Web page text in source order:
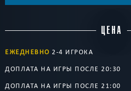
ЦЕНА
ЕЖЕДНЕВНО 2-4 ИГРОКА
ДОПЛАТА НА ИГРЫ ПОСЛЕ 20:30
ДОПЛАТА НА ИГРЫ ПОСЛЕ 21:00